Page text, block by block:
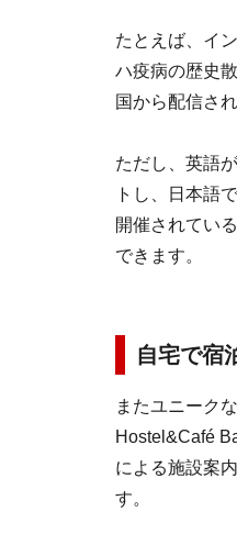
たとえば、イ
ハ疫病の歴史
国から配信さ
ただし、英語
トし、日本語
開催されてい
できます。
自宅で宿
またユニーク
Hostel&Café
による施設案
す。